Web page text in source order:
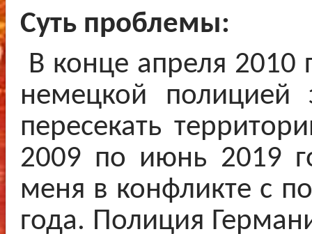
Суть проблемы:
В конце апреля 2010
немецкой полицией
пересекать
2009 по июнь 2019
меня в конфликте с
года. Полиция